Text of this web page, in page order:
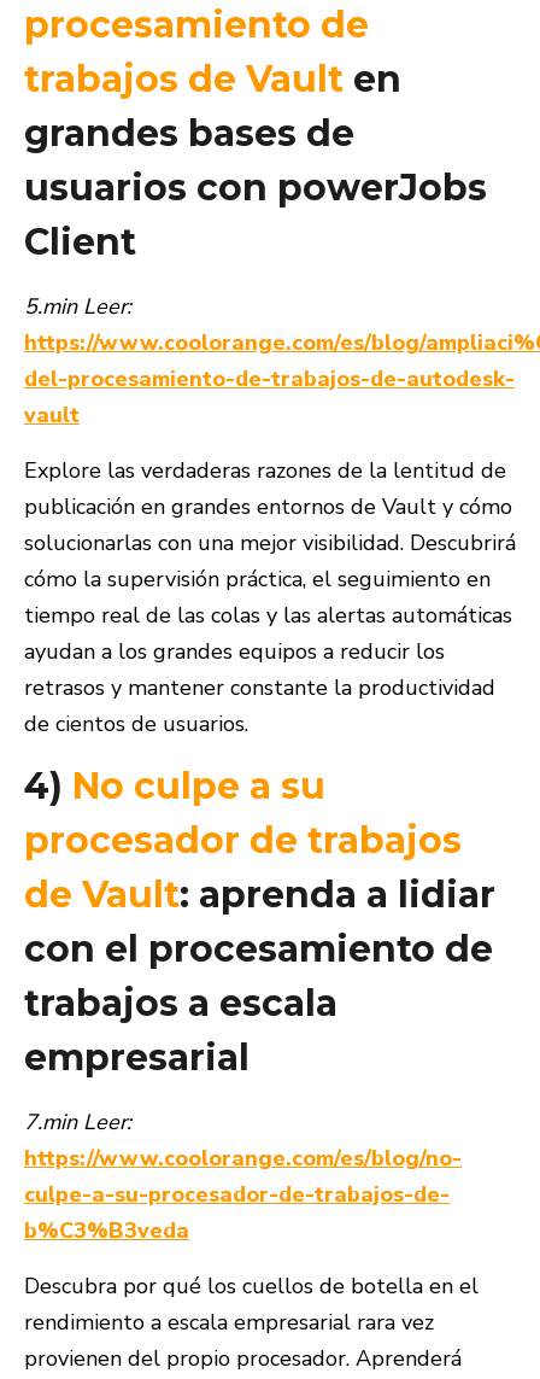
procesamiento de
trabajos de Vault en
grandes bases de
usuarios con powerJobs
Client
5.min Leer:
https://www.coolorange.com/es/blog/
del-procesamiento-de-trabajos-de-autodesk-
vault
Explore las verdaderas razones de la lentitud de
publicación en grandes entornos de Vault y cómo
solucionarlas con una mejor visibilidad. Descubrirá
cómo la supervisión práctica, el seguimiento en
tiempo real de las colas y las alertas automáticas
ayudan a los grandes equipos a reducir los
retrasos y mantener constante la productividad
de cientos de usuarios.
4) No culpe a su
procesador de trabajos
de Vault: aprenda a lidiar
con el procesamiento de
trabajos a escala
empresarial
7.min Leer:
https://www.coolorange.com/es/blog/no-
culpe-a-su-procesador-de-trabajos-de-
b%C3%B3veda
Descubra por qué los cuellos de botella en el
rendimiento a escala empresarial rara vez
provienen del propio procesador. Aprenderá